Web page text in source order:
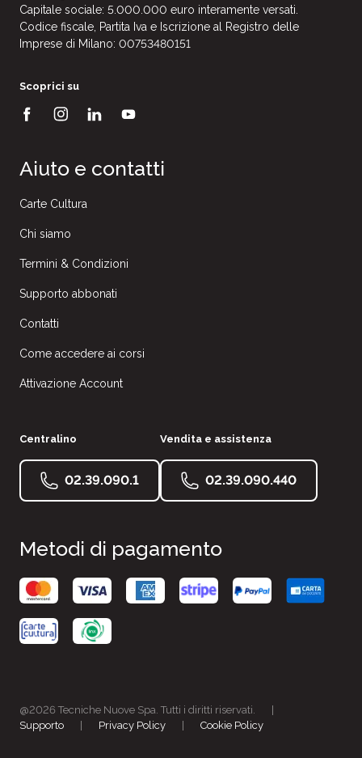
Capitale sociale: 5.000.000 euro interamente versati.
Codice fiscale, Partita Iva e Iscrizione al Registro delle
Imprese di Milano: 00753480151
Scoprici su
Aiuto e contatti
Carte Cultura
Chi siamo
Termini & Condizioni
Supporto abbonati
Contatti
Come accedere ai corsi
Attivazione Account
Centralino
02.39.090.1
Vendita e assistenza
02.39.090.440
Metodi di pagamento
@2026 Tecniche Nuove Spa. Tutti i diritti riservati.
Supporto
Privacy Policy Cookie Policy